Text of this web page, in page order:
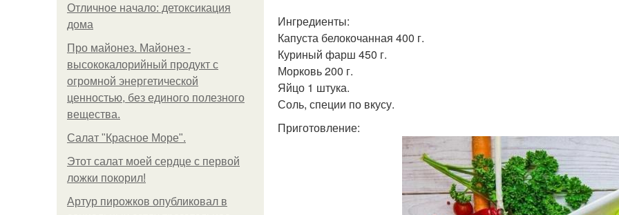
Отличное начало: детоксикация
дома
Про майонез. Майонез -
высококалорийный продукт с
огромной энергетической
ценностью, без единого полезного
вещества.
Салат "Красное Море".
Этот салат моей сердце с первой
ложки покорил!
Артур пирожков опубликовал в
Ингредиенты:
Капуста белокочанная 400 г.
Куриный фарш 450 г.
Морковь 200 г.
Яйцо 1 штука.
Соль, специи по вкусу.
Приготовление: